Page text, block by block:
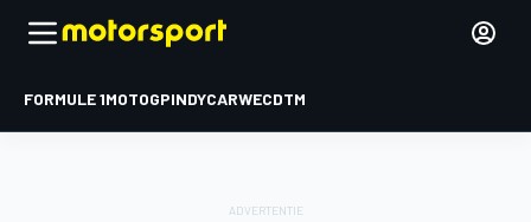
FORMULE 1MOTOGPINDYCARWECDTM